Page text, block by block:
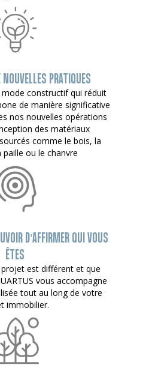
NOUVELLES PRATIQUES
constructif qui réduit
de manière significative
nos nouvelles opérations
des matériaux
comme le bois, la
ou le chanvre
D’AFFIRMER QUI VOUS
ÊTES
est différent et que
vous accompagne
tout au long de votre
immobilier.